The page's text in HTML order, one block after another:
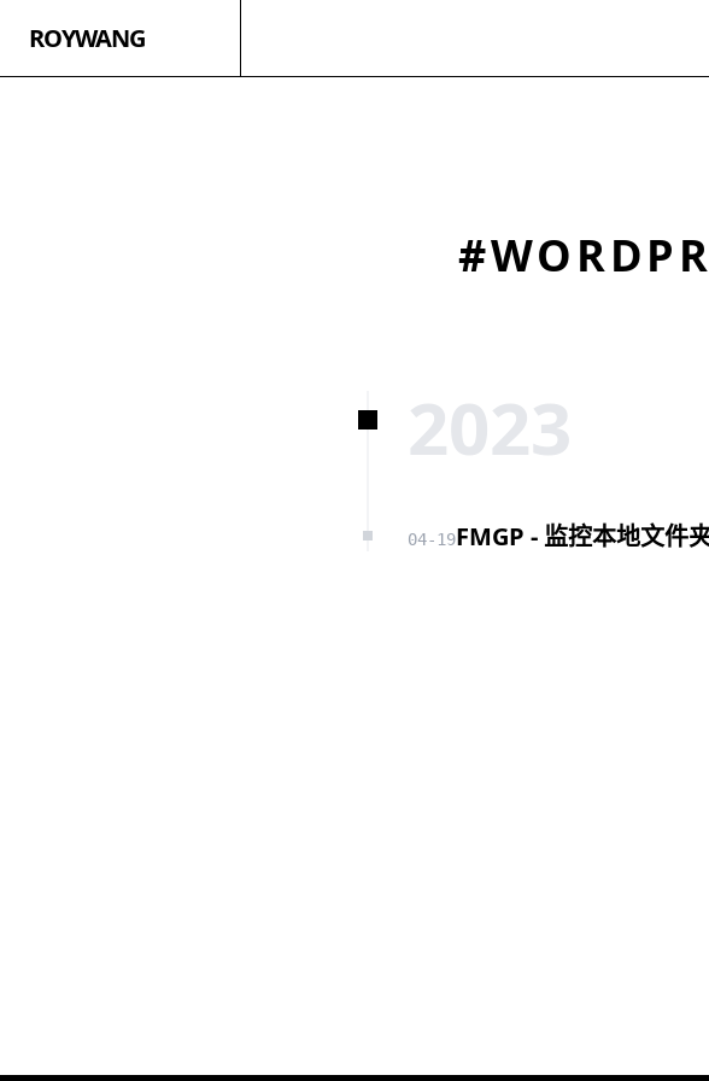
ROYWANG
2023
04-19FMGP - 监控本地文件